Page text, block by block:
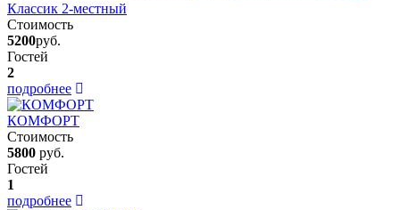
Классик 2-местный
Стоимость
5200руб.
Гостей
2
подробнее
КОМФОРТ
Стоимость
5800 руб.
Гостей
1
подробнее